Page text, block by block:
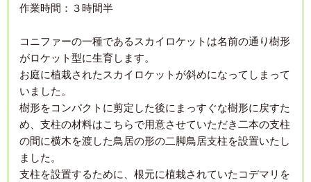
作業時間：３時間半
コニファーの一種であるスカイロケットは名前の通り樹形
がロケット型に生育します。
お庭に植栽されたスカイロケットが斜めになってしまって
いました。
樹形をコンパクトに剪定した後にまっすぐな樹形に戻すた
め、支柱の材料はこちらで用意させていただき二本の支柱
の間に横木を渡した鳥居の形の二脚鳥居支柱を設置いたし
ました。
支柱を設置するために、根元に植栽されていたコデマリを